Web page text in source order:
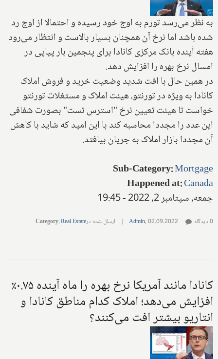
به نظر می‌رسد تورم به اوج خود رسیده و احتمالا از اوج رد
شده باشد اما نرخ آن همچنان بسیار بالاست و انتظار می‌رود
هفته آینده بانک مرکزی کانادا برای پنجمین بار پیاپی در
امسال نرخ بهره را افزایش دهد.
در همین حال با افت شدید وضعیت خرید و فروش املاک
کانادا به ویژه در تورنتو، هیئت املاک و مستغلات تورنتو
خواست تا هیئت تعیین نرخ "استرس تست" بصورت شفافی
این عدد را مجددا محاسبه کند با این امید که شاید با کاهش
آن مجددا بازار املاک به جریان بیافتد.
Sub-Category:Mortgage
Happened at:Canada
جمعه, سپتامبر 2, 2022 - 19:45
Admin,02.09.2022
| ارسال شده در Category:Real Estate 0 دیدگاه
کانادا مانند آمریکا نرخ بهره را ماه آینده ۰.۷۵٪
افزایش می‌دهد؛ املاک کدام مناطق کانادا و
انتاریو بیشتر افت می‌کنند؟